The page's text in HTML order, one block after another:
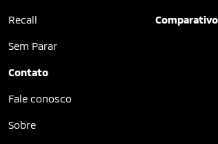
Recall
Sem Parar
Contato
Fale conosco
Sobre
Comparativo